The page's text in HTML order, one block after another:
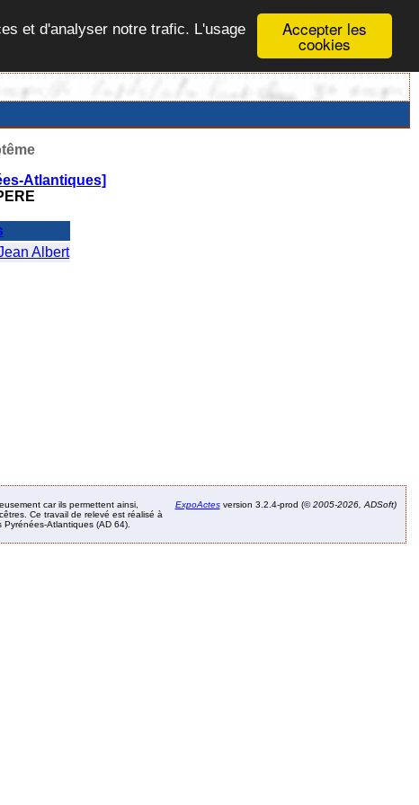
Accepter les
cookies
et d'analyser notre trafic. L'usage
Atlantiques]
Albert
car ils permettent ainsi,
Ce travail de relevé est réalisé à
Atlantiques (AD 64).
ExpoActesversion 3.2.4-prod (©2005-2026, ADSoft)